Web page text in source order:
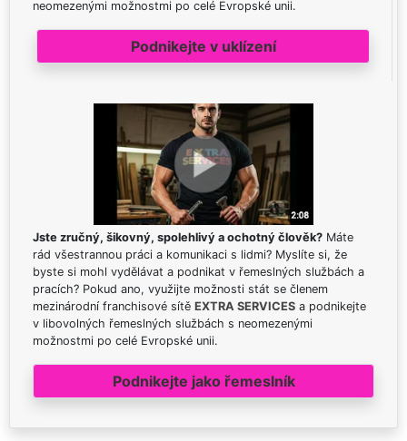
neomezenými možnostmi po celé Evropské unii.
Podnikejte v uklízení
Jste zručný, šikovný, spolehlivý a ochotný člověk? Máte
rád všestrannou práci a komunikaci s lidmi? Myslíte si, že
byste si mohl vydělávat a podnikat v řemeslných službách a
pracích? Pokud ano, využijte možnosti stát se členem
mezinárodní franchisové sítě EXTRA SERVICES a podnikejte
v libovolných řemeslných službách s neomezenými
možnostmi po celé Evropské unii.
Podnikejte jako řemeslník